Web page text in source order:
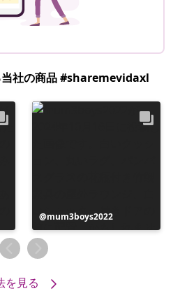
当社の商品 #sharemevidaxl
投
稿
者
mum3boys2022
を見る